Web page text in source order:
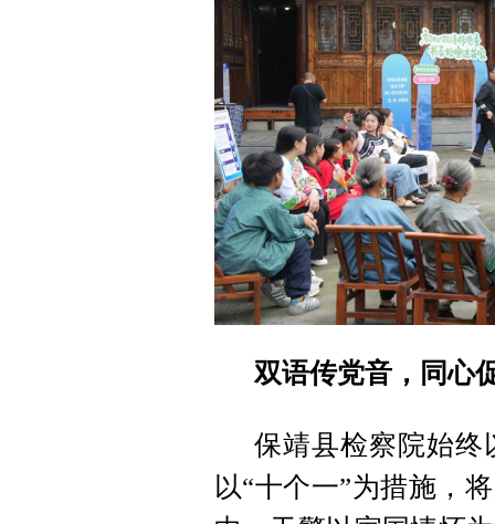
双语传党音，同心
保靖县检察院始终
以“十个一”为措施，